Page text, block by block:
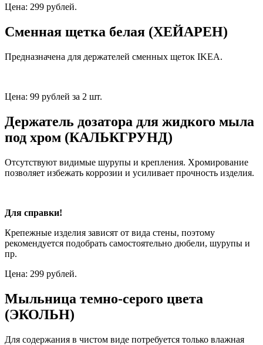
Цена: 299 рублей.
Сменная щетка белая (ХЕЙАРЕН)
Предназначена для держателей сменных щеток IKEA.
Цена: 99 рублей за 2 шт.
Держатель дозатора для жидкого мыла
под хром (КАЛЬКГРУНД)
Отсутствуют видимые шурупы и крепления. Хромирование
позволяет избежать коррозии и усиливает прочность изделия.
Для справки!
Крепежные изделия зависят от вида стены, поэтому
рекомендуется подобрать самостоятельно дюбели, шурупы и
пр.
Цена: 299 рублей.
Мыльница темно-серого цвета
(ЭКОЛЬН)
Для содержания в чистом виде потребуется только влажная